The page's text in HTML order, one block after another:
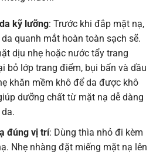
kỹ lưỡng: Trước khi đắp mặt nạ,
quanh mắt hoàn toàn sạch sẽ.
dịu nhẹ hoặc nước tẩy trang
bỏ lớp trang điểm, bụi bẩn và dầu
khăn mềm khô để da được khô
dưỡng chất từ mặt nạ dễ dàng
đúng vị trí: Dùng thìa nhỏ đi kèm
Nhẹ nhàng đặt miếng mặt nạ lên